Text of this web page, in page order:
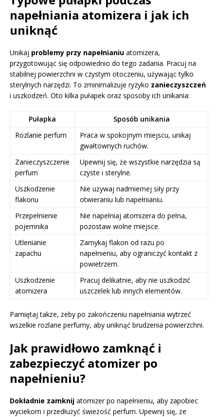
napełniania atomizera i jak ich
uniknąć
Unikaj problemy przy napełnianiu atomizera,
przygotowując się odpowiednio do tego zadania. Pracuj na
stabilnej powierzchni w czystym otoczeniu, używając tylko
sterylnych narzędzi. To zminimalizuje ryzyko zanieczyszczeń
i uszkodzeń. Oto kilka pułapek oraz sposoby ich unikania:
Pułapka
Sposób unikania
Rozlanie perfum
Praca w spokojnym miejscu, unikaj
gwałtownych ruchów.
Zanieczyszczenie
perfum
Upewnij się, że wszystkie narzędzia są
czyste i sterylne.
Uszkodzenie
flakonu
Nie używaj nadmiernej siły przy
otwieraniu lub napełnianiu.
Przepełnienie
pojemnika
Nie napełniaj atomizera do pełna,
pozostaw wolne miejsce.
Utlenianie
zapachu
Zamykaj flakon od razu po
napełnieniu, aby ograniczyć kontakt z
powietrzem.
Uszkodzenie
atomizera
Pracuj delikatnie, aby nie uszkodzić
uszczelek lub innych elementów.
Pamiętaj także, żeby po zakończeniu napełniania wytrzeć
wszelkie rozlane perfumy, aby uniknąć brudzenia powierzchni.
Jak prawidłowo zamknąć i
zabezpieczyć atomizer po
napełnieniu?
Dokładnie zamknij atomizer po napełnieniu, aby zapobiec
wyciekom i przedłużyć świeżość perfum. Upewnij się, że